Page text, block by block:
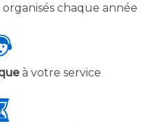
organisés chaque année
à votre service